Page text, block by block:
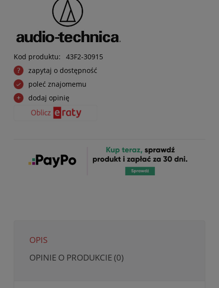
Kod produktu:
43F2-30915
zapytaj o dostępność
poleć znajomemu
dodaj opinię
OPIS
OPINIE O PRODUKCIE (0)